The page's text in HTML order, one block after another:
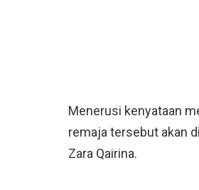
Menerusi kenyataan
remaja tersebut akan
Zara Qairina.